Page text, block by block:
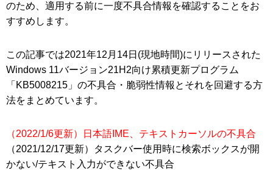
のため、適用する前に一度不具合情報を確認することをお
すすめします。
この記事では2021年12月14日(現地時間)にリリースされた
Windows 11バージョン21H2向け累積更新プログラム
「KB5008215」の不具合・脆弱性情報とそれを回避する方
法をまとめています。
（2022/1/6更新）日本語IME、テキストカーソルの不具合
（2021/12/17更新）タスクバー使用時に検索ボックスが開
かない/テキスト入力ができない不具合